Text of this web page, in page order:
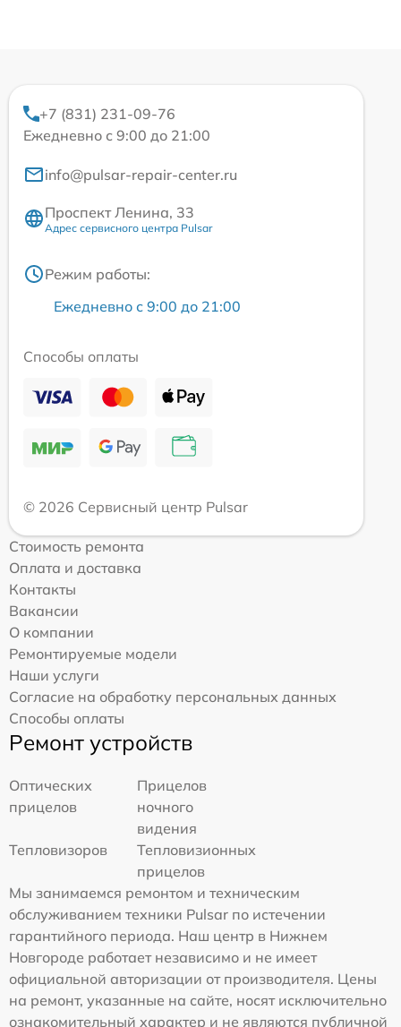
+7 (831) 231-09-76
Ежедневно с 9:00 до 21:00
info@pulsar-repair-center.ru
Проспект Ленина, 33
Адрес сервисного центра Pulsar
Режим работы:
Ежедневно с 9:00 до 21:00
Способы оплаты
© 2026 Сервисный центр Pulsar
Стоимость ремонта
Оплата и доставка
Контакты
Вакансии
О компании
Ремонтируемые модели
Наши услуги
Согласие на обработку персональных данных
Способы оплаты
Ремонт устройств
Оптических
прицелов
Прицелов
ночного
видения
Тепловизоров
Тепловизионных
прицелов
Мы занимаемся ремонтом и техническим
обслуживанием техники Pulsar по истечении
гарантийного периода. Наш центр в Нижнем
Новгороде работает независимо и не имеет
официальной авторизации от производителя. Цены
на ремонт, указанные на сайте, носят исключительно
ознакомительный характер и не являются публичной